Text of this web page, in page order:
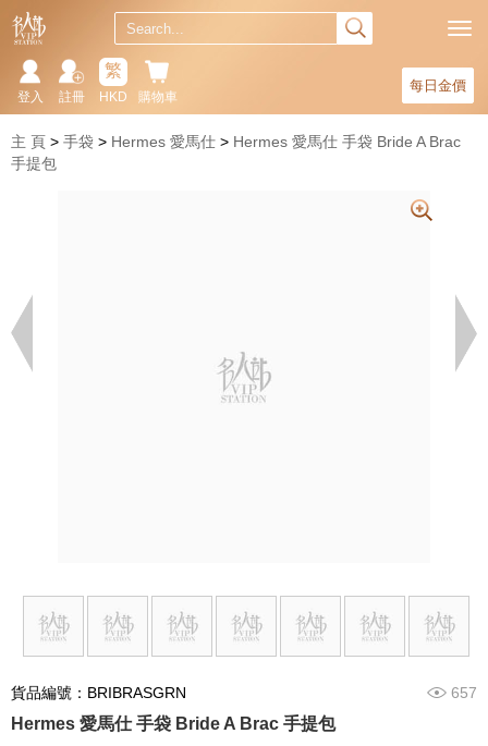
每日金價
購物車
繁
HKD
註冊
登入
主 頁 手袋 Hermes 愛馬仕
Hermes 愛馬仕 手袋 Bride A Brac
手提包
貨品編號：BRIBRASGRN 657
Hermes 愛馬仕 手袋 Bride A Brac 手提包